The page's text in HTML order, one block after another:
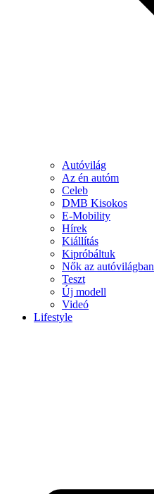
Autóvilág
Az én autóm
Celeb
DMB Kisokos
E-Mobility
Hírek
Kiállítás
Kipróbáltuk
Nők az autóvilágban
Teszt
Új modell
Videó
Lifestyle